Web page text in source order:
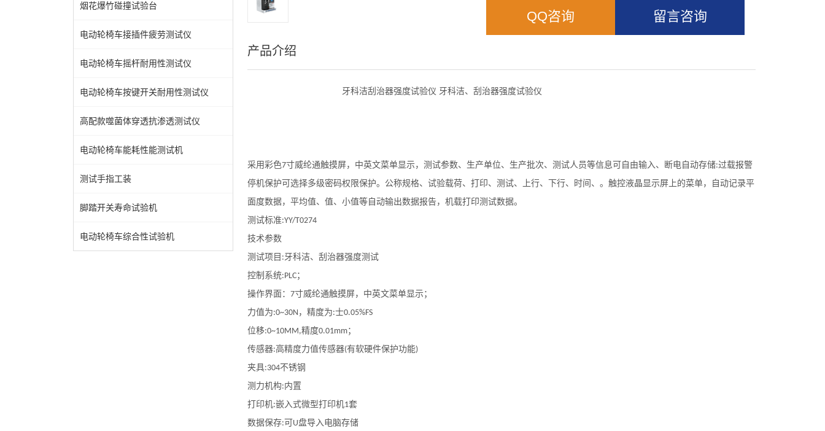
烟花爆竹碰撞试验台
电动轮椅车接插件疲劳测试仪
电动轮椅车摇杆耐用性测试仪
电动轮椅车按键开关耐用性测试仪
高配款噬菌体穿透抗渗透测试仪
电动轮椅车能耗性能测试机
测试手指工装
脚踏开关寿命试验机
电动轮椅车综合性试验机
QQ咨询 留言咨询
产品介绍
牙科洁刮治器强度试验仪 牙科洁、刮治器强度试验仪
采用彩色7寸威纶通触摸屏，中英文菜单显示，测试参数、生产单位、生产批次、测试人员等信息可自由输入、断电自动存储:过载报警
停机保护 可选择多级密码权限保护。公称规格、试验载荷、打印、测试、上行、下行、时间、。触控液晶显示屏上的菜单，自动记录平
面度数据，平均值、值、小值等自动输出数据报告，机载打印测试数据。
测试标准:YY/T0274
技术参数
测试项目 :牙科洁、刮治器强度测试
控制系统:PLC；
操作界面： 7寸威纶通触摸屏，中英文菜单显示；
力值为:0~30N ， 精度为:士0.05%FS
位移:0~10MM,精度0.01mm；
传感器:高精度力值传感器(有软硬件保护功能)
夹具:304不锈钢
测力机构:内置
打印机:嵌入式微型打印机1套
数据保存: 可 U盘导入电脑存储